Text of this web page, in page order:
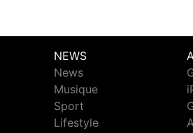
NEWS
News
Musique
Sport
Lifestyle